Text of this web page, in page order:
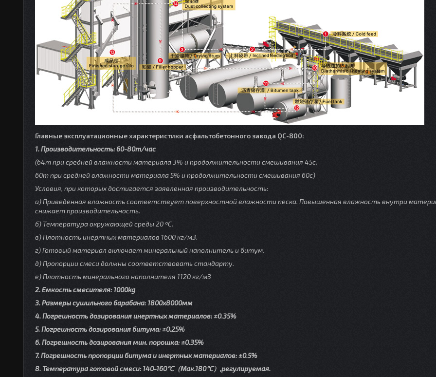
Главные эксплуатационные характеристики асфальтобетонного завода QC-800:
1. Производительность: 60-80т/час
(64т при средней влажности материала 3% и продолжительности смешивания 45с,
60т при средней влажности материала 5% и продолжительности смешивания 60с)
Условия, при которых достигается заявленная производительность:
а) Приведенная влажность соответствует поверхностной влажности песка. Повышенная влажность внутри
снижает производительность.
б) Температура окружающей среды 20 ºС.
в) Плотность инертных материалов 1600 кг/м3.
г) Готовый материал включает минеральный наполнитель и битум.
д) Пропорции смеси должны соответствовать стандарту.
е) Плотность минерального наполнителя 1120 кг/м3
2. Емкость смесителя: 1000kg
3. Размеры сушильного барабана: 1800х8000мм
4. Погрешность дозирования инертных материалов: ±0.35%
5. Погрешность дозирования битума: ±0.25%
6. Погрешность дозирования мин. порошка: ±0.35%
7. Погрешность пропорции битума и инертных материалов: ±0.5%
8. Температура готовой смеси: 140-160℃（Мак.180℃）,регулируемая.